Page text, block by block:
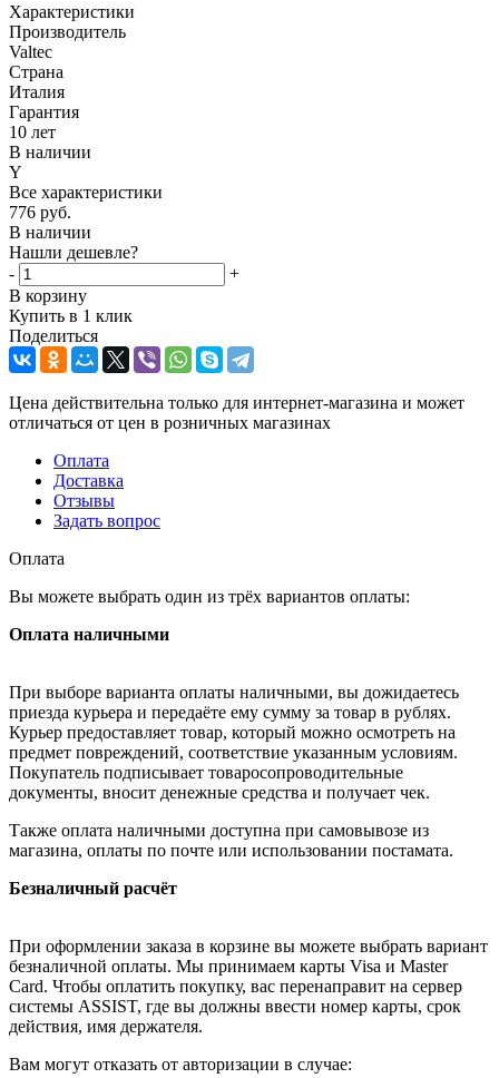
Характеристики
Производитель
Valtec
Страна
Италия
Гарантия
10 лет
В наличии
Y
Все характеристики
776 руб.
В наличии
Нашли дешевле?
-
+
В корзину
Купить в 1 клик
Поделиться
Цена действительна только для интернет-магазина и может
отличаться от цен в розничных магазинах
Оплата
Доставка
Отзывы
Задать вопрос
Оплата
Вы можете выбрать один из трёх вариантов оплаты:
Оплата наличными
При выборе варианта оплаты наличными, вы дожидаетесь
приезда курьера и передаёте ему сумму за товар в рублях.
Курьер предоставляет товар, который можно осмотреть на
предмет повреждений, соответствие указанным условиям.
Покупатель подписывает товаросопроводительные
документы, вносит денежные средства и получает чек.
Также оплата наличными доступна при самовывозе из
магазина, оплаты по почте или использовании постамата.
Безналичный расчёт
При оформлении заказа в корзине вы можете выбрать вариант
безналичной оплаты. Мы принимаем карты Visa и Master
Card. Чтобы оплатить покупку, вас перенаправит на сервер
системы ASSIST, где вы должны ввести номер карты, срок
действия, имя держателя.
Вам могут отказать от авторизации в случае: